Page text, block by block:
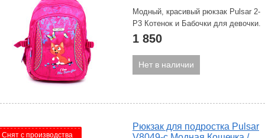
Модный, красивый рюкзак Pulsar 2-
P3 Котенок и Бабочки для девочки.
1 850
Нет в наличии
Снят с производства
Рюкзак для подростка Pulsar